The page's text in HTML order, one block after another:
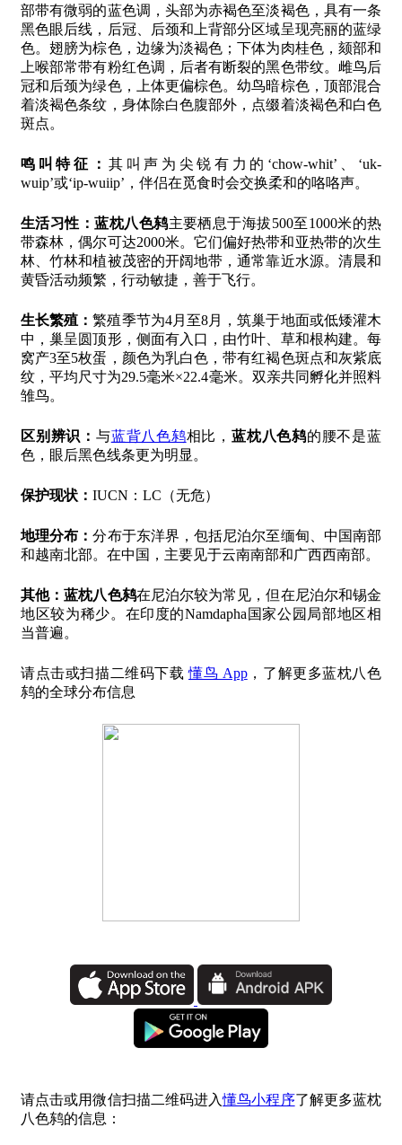
部带有微弱的蓝色调，头部为赤褐色至淡褐色，具有一条
黑色眼后线，后冠、后颈和上背部分区域呈现亮丽的蓝绿
色。翅膀为棕色，边缘为淡褐色；下体为肉桂色，颏部和
上喉部常带有粉红色调，后者有断裂的黑色带纹。雌鸟后
冠和后颈为绿色，上体更偏棕色。幼鸟暗棕色，顶部混合
着淡褐色条纹，身体除白色腹部外，点缀着淡褐色和白色
斑点。
鸣叫特征：其叫声为尖锐有力的‘chow-whit’、‘uk-
wuip’或‘ip-wuiip’，伴侣在觅食时会交换柔和的咯咯声。
生活习性：蓝枕八色鸫主要栖息于海拔500至1000米的热
带森林，偶尔可达2000米。它们偏好热带和亚热带的次生
林、竹林和植被茂密的开阔地带，通常靠近水源。清晨和
黄昏活动频繁，行动敏捷，善于飞行。
生长繁殖：繁殖季节为4月至8月，筑巢于地面或低矮灌木
中，巢呈圆顶形，侧面有入口，由竹叶、草和根构建。每
窝产3至5枚蛋，颜色为乳白色，带有红褐色斑点和灰紫底
纹，平均尺寸为29.5毫米×22.4毫米。双亲共同孵化并照料
雏鸟。
区别辨识： 与蓝背八色鸫相比， 蓝枕八色鸫的腰不是蓝
色，眼后黑色线条更为明显。
保护现状： IUCN：LC（无危）
地理分布：分布于东洋界，包括尼泊尔至缅甸、中国南部
和越南北部。在中国，主要见于云南南部和广西西南部。
其他：蓝枕八色鸫在尼泊尔较为常见，但在尼泊尔和锡金
地区较为稀少。在印度的Namdapha国家公园局部地区相
当普遍。
请点击或扫描二维码下载懂鸟 App，了解更多蓝枕八色
鸫的全球分布信息
请点击或用微信扫描二维码进入懂鸟小程序了解更多蓝枕
八色鸫的信息：